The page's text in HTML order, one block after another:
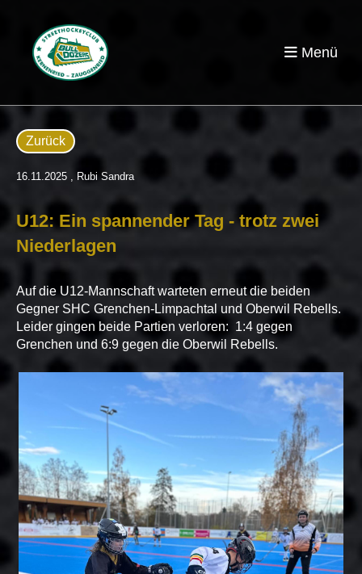
Menü
Zurück
16.11.2025 , Rubi Sandra
U12: Ein spannender Tag - trotz zwei
Niederlagen
Auf die U12-Mannschaft warteten erneut die beiden
Gegner SHC Grenchen-Limpachtal und Oberwil Rebells.
Leider gingen beide Partien verloren: 1:4 gegen
Grenchen und 6:9 gegen die Oberwil Rebells.